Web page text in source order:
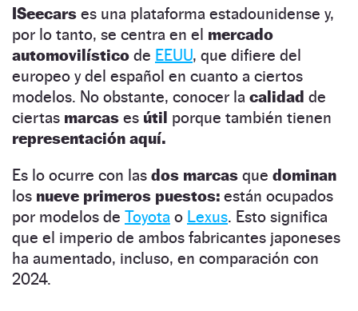
ISeecars es una plataforma estadounidense y,
por lo tanto, se centra en el mercado
automovilístico de EEUU, que difiere del
europeo y del español en cuanto a ciertos
modelos. No obstante, conocer la calidad de
ciertas marcas es útil porque también tienen
representación aquí.
Es lo ocurre con las dos marcas que dominan
los nueve primeros puestos: están ocupados
por modelos de Toyota o Lexus. Esto significa
que el imperio de ambos fabricantes japoneses
ha aumentado, incluso, en comparación con
2024.